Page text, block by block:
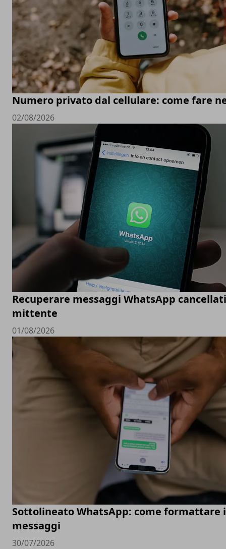
Numero privato dal cellulare: come fare
02/08/2026
Recuperare messaggi WhatsApp
mittente
01/08/2026
Sottolineato WhatsApp: come formattare i
messaggi
30/07/2026